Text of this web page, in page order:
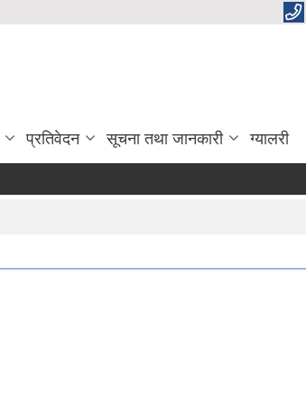
प्रतिवेदन सूचना तथा जानकारी ग्यालरी